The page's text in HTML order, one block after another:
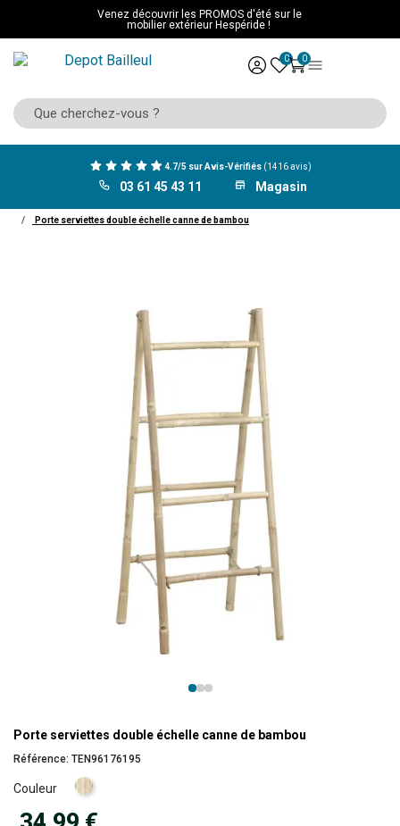
Venez découvrir les PROMOS d'été sur le
mobilier extérieur Hespéride !
0 0
4.7/5 sur Avis-Vérifiés (1416 avis)
03 61 45 43 11 Magasin
Porte serviettes double échelle canne de bambou
Porte serviettes double échelle canne de bambou
Référence: TEN96176195
Couleur
Naturel
clair